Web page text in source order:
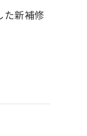
た新補修